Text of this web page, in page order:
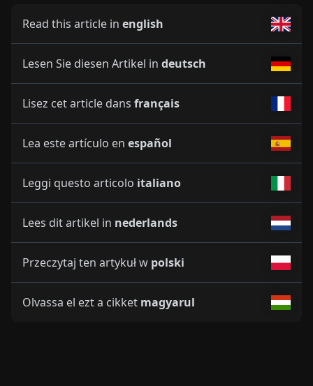
Read this article in english
Lesen Sie diesen Artikel in deutsch
Lisez cet article dans français
Lea este artículo en español
Leggi questo articolo italiano
Lees dit artikel in nederlands
Przeczytaj ten artykuł w polski
Olvassa el ezt a cikket magyarul